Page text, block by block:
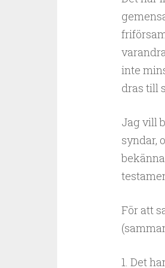
inte
dras till
Jag vill
syndar,
För att
1. Det